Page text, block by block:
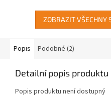
ZOBRAZIT VŠECHNY
Popis Podobné (2)
Detailní popis produktu
Popis produktu není dostupný